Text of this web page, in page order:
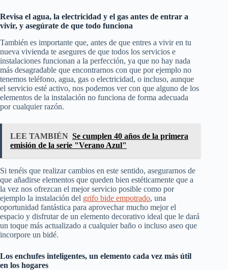
Revisa el agua, la electricidad y el gas antes de entrar a
vivir, y asegúrate de que todo funciona
También es importante que, antes de que entres a vivir en tu
nueva vivienda te asegures de que todos los servicios e
instalaciones funcionan a la perfección, ya que no hay nada
más desagradable que encontrarnos con que por ejemplo no
tenemos teléfono, agua, gas o electricidad, o incluso, aunque
el servicio esté activo, nos podemos ver con que alguno de los
elementos de la instalación no funciona de forma adecuada
por cualquier razón.
LEE TAMBIÉN Se cumplen 40 años de la primera
emisión de la serie "Verano Azul"
Si tenéis que realizar cambios en este sentido, asegurarnos de
que añadirse elementos que queden bien estéticamente que a
la vez nos ofrezcan el mejor servicio posible como por
ejemplo la instalación del grifo bide empotrado, una
oportunidad fantástica para aprovechar mucho mejor el
espacio y disfrutar de un elemento decorativo ideal que le dará
un toque más actualizado a cualquier baño o incluso aseo que
incorpore un bidé.
Los enchufes inteligentes, un elemento cada vez más útil
en los hogares